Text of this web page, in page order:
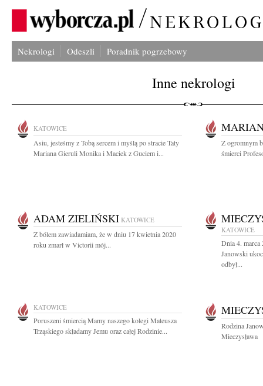
Nekrologi Odeszli Poradnik pogrzebowy
Inne nekrologi
KATOWICE
Asiu, jesteśmy z Tobą sercem i myślą po stracie Taty
Mariana Gieruli Monika i Maciek z Guciem i...
Z ogromnym
śmierci
ADAM ZIELIŃSKI KATOWICE
Z bólem zawiadamiam, że w dniu 17 kwietnia 2020
roku zmarł w Victorii mój...
KATOWICE
Dnia 4. marca
Janowski
odbył...
KATOWICE
Poruszeni śmiercią Mamy naszego kolegi Mateusza
Trząskiego składamy Jemu oraz całej Rodzinie...
Rodzina
Mieczysława